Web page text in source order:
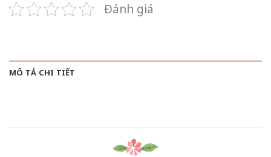
Đánh giá
MÔ TẢ CHI TIẾT